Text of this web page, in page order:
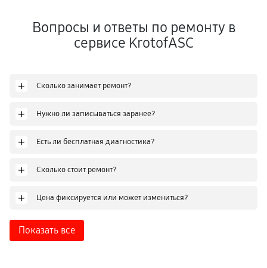
Вопросы и ответы по ремонту в
сервисе KrotofASC
+ Сколько занимает ремонт?
+ Нужно ли записываться заранее?
+ Есть ли бесплатная диагностика?
+ Сколько стоит ремонт?
+ Цена фиксируется или может измениться?
Показать все